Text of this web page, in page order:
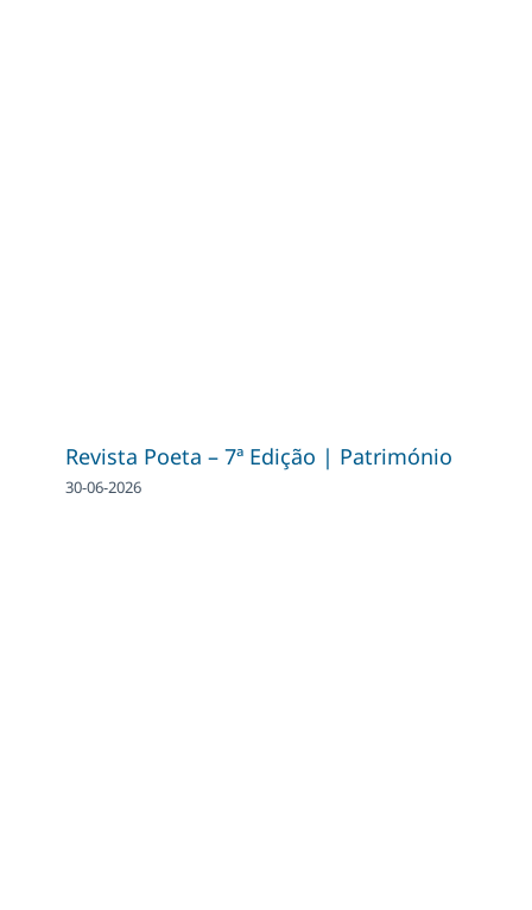
Revista Poeta – 7ª Edição | Património
30-06-2026